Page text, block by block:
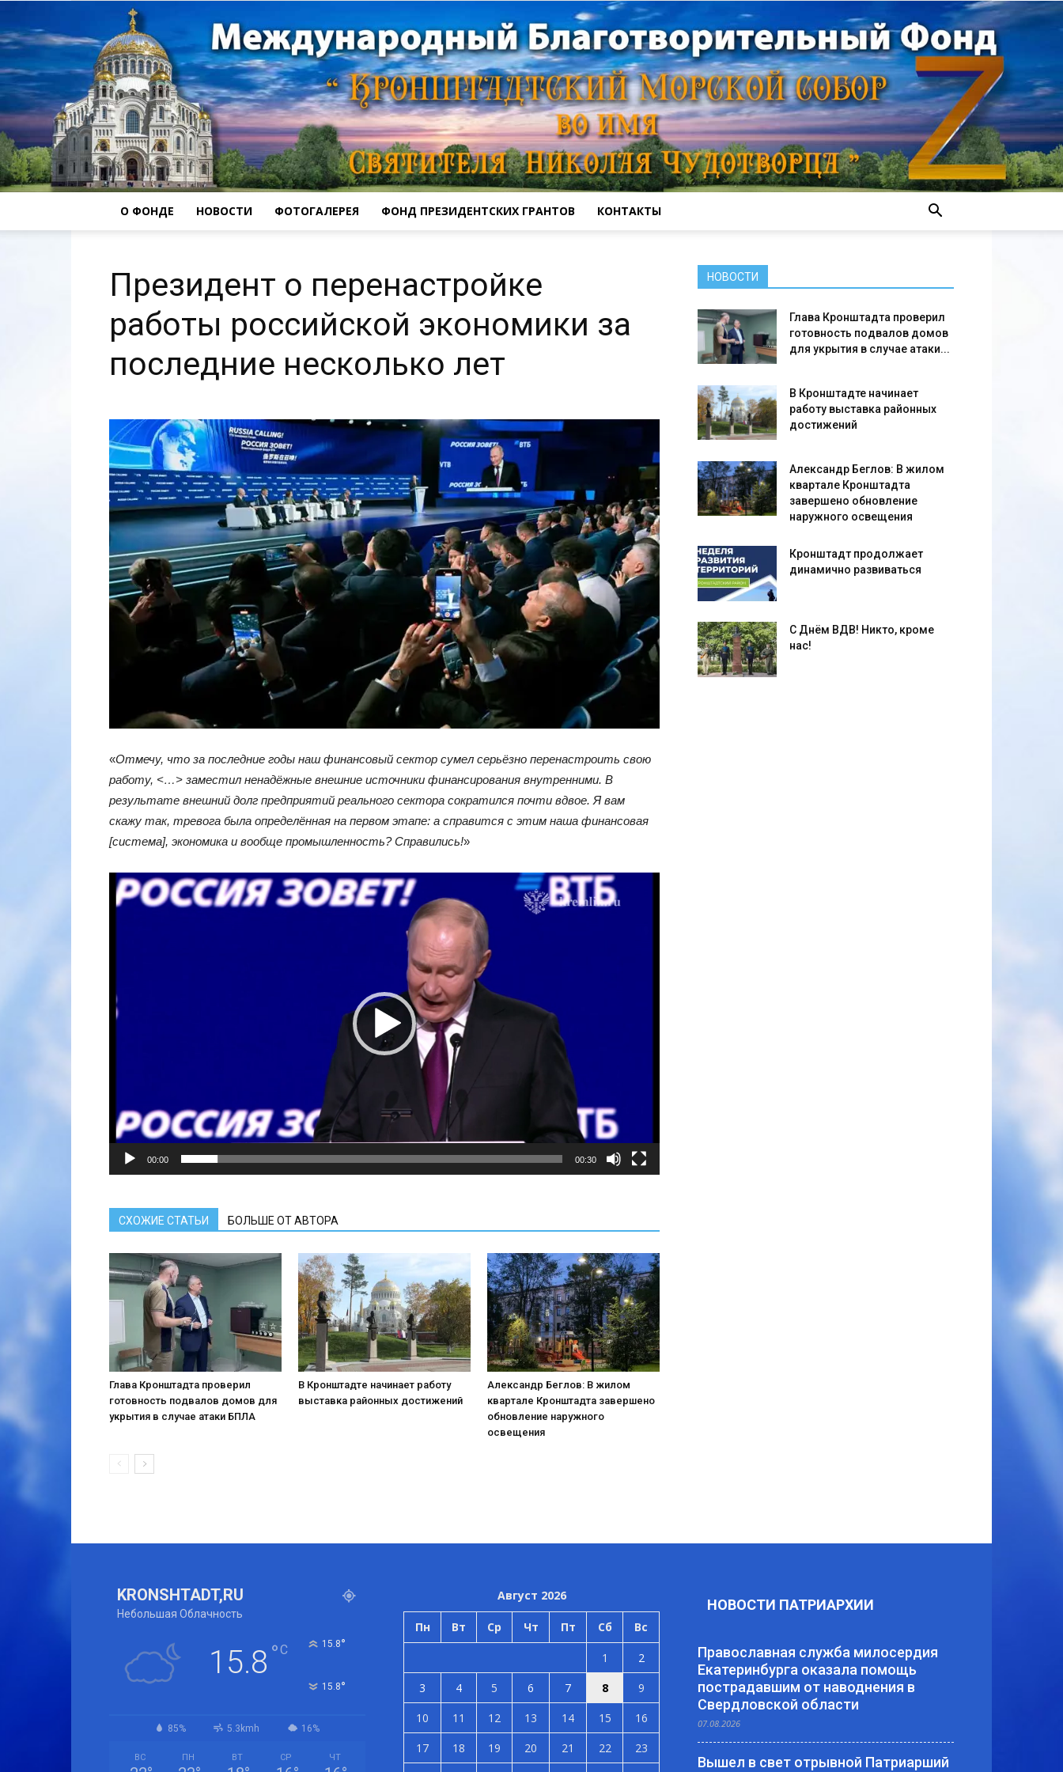
собор
О ФОНДЕ НОВОСТИ ФОТОГАЛЕРЕЯ ФОНД ПРЕЗИДЕНТСКИХ ГРАНТОВ КОНТАКТЫ
Президент о перенастройке
работы российской экономики за
последние несколько лет
«Отмечу, что за последние годы наш финансовый сектор сумел серьёзно перенастроить свою
работу, <…> заместил ненадёжные внешние источники финансирования внутренними. В
результате внешний долг предприятий реального сектора сократился почти вдвое. Я вам
скажу так, тревога была определённая на первом этапе: а справится с этим наша финансовая
[система], экономика и вообще промышленность? Справились!»
Видеоплеер
00:00 00:30
СХОЖИЕ СТАТЬИ БОЛЬШЕ ОТ АВТОРА
Глава Кронштадта проверил
готовность подвалов домов для
укрытия в случае атаки БПЛА
В Кронштадте начинает работу
выставка районных достижений
Александр Беглов: В жилом
квартале Кронштадта завершено
обновление наружного
освещения
НОВОСТИ
Глава Кронштадта проверил
готовность подвалов домов
для укрытия в случае атаки...
В Кронштадте начинает
работу выставка районных
достижений
Александр Беглов: В жилом
квартале Кронштадта
завершено обновление
наружного освещения
Кронштадт продолжает
динамично развиваться
С Днём ВДВ! Никто, кроме
нас!
KRONSHTADT,RU
Небольшая Облачность
15.8 °C 15.8°
15.8°
85% 5.3kmh 16%
ВС ПН ВТ СР ЧТ
Август 2026
Пн Вт Ср Чт Пт Сб Вс
1
2
3
4 5 6 7 8
9
10
11 12 13 14 15
16
17
18 19 20 21 22
23
НОВОСТИ ПАТРИАРХИИ
Православная служба милосердия
Екатеринбурга оказала помощь
пострадавшим от наводнения в
Свердловской области
07.08.2026
Вышел в свет отрывной Патриарший